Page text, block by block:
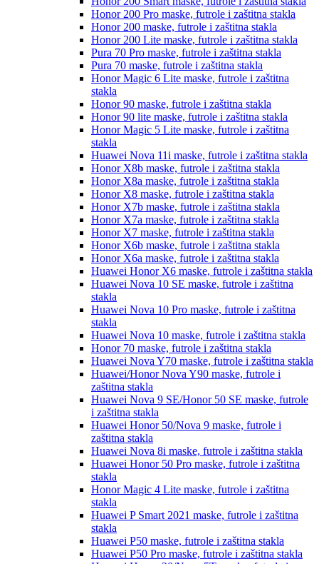
Honor 200 Pro maske, futrole i zaštitna stakla
Honor 200 maske, futrole i zaštitna stakla
Honor 200 Lite maske, futrole i zaštitna stakla
Pura 70 Pro maske, futrole i zaštitna stakla
Pura 70 maske, futrole i zaštitna stakla
Honor Magic 6 Lite maske, futrole i zaštitna
stakla
Honor 90 maske, futrole i zaštitna stakla
Honor 90 lite maske, futrole i zaštitna stakla
Honor Magic 5 Lite maske, futrole i zaštitna
stakla
Huawei Nova 11i maske, futrole i zaštitna stakla
Honor X8b maske, futrole i zaštitna stakla
Honor X8a maske, futrole i zaštitna stakla
Honor X8 maske, futrole i zaštitna stakla
Honor X7b maske, futrole i zaštitna stakla
Honor X7a maske, futrole i zaštitna stakla
Honor X7 maske, futrole i zaštitna stakla
Honor X6b maske, futrole i zaštitna stakla
Honor X6a maske, futrole i zaštitna stakla
Huawei Honor X6 maske, futrole i zaštitna stakla
Huawei Nova 10 SE maske, futrole i zaštitna
stakla
Huawei Nova 10 Pro maske, futrole i zaštitna
stakla
Huawei Nova 10 maske, futrole i zaštitna stakla
Honor 70 maske, futrole i zaštitna stakla
Huawei Nova Y70 maske, futrole i zaštitna stakla
Huawei/Honor Nova Y90 maske, futrole i
zaštitna stakla
Huawei Nova 9 SE/Honor 50 SE maske, futrole
i zaštitna stakla
Huawei Honor 50/Nova 9 maske, futrole i
zaštitna stakla
Huawei Nova 8i maske, futrole i zaštitna stakla
Huawei Honor 50 Pro maske, futrole i zaštitna
stakla
Honor Magic 4 Lite maske, futrole i zaštitna
stakla
Huawei P Smart 2021 maske, futrole i zaštitna
stakla
Huawei P50 maske, futrole i zaštitna stakla
Huawei P50 Pro maske, futrole i zaštitna stakla